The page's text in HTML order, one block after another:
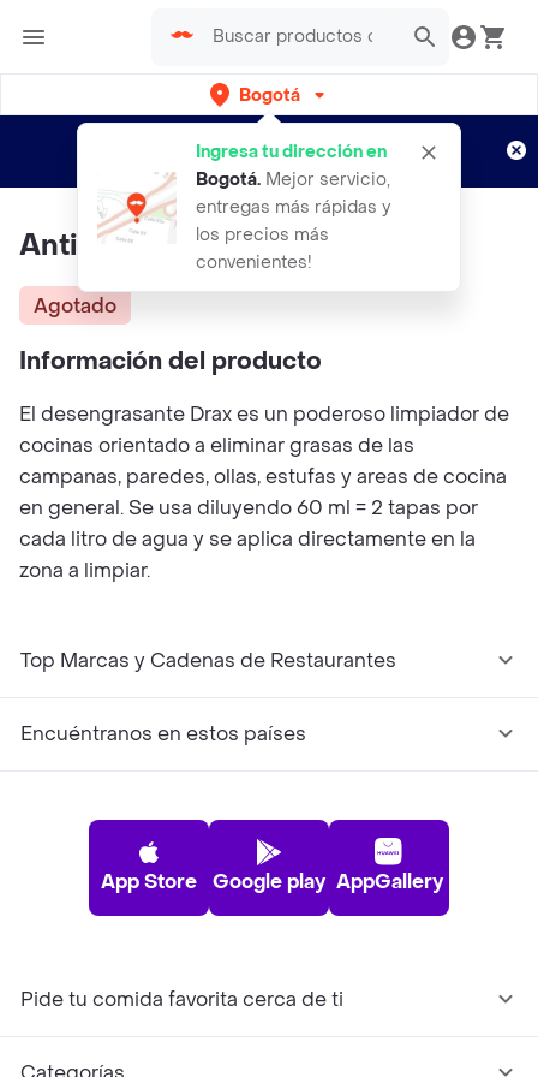
Bogotá
Ingresa tu dirección en
Bogotá. Mejor servicio,
entregas más rápidas y
los precios más
convenientes!
envíos gratis por semanas
Aplican TyC
Antigrasas Drax
Agotado
Información del producto
El desengrasante Drax es un poderoso limpiador de
cocinas orientado a eliminar grasas de las
campanas, paredes, ollas, estufas y areas de cocina
en general. Se usa diluyendo 60 ml = 2 tapas por
cada litro de agua y se aplica directamente en la
zona a limpiar.
Top Marcas y Cadenas de Restaurantes
Encuéntranos en estos países
App Store Google play AppGallery
Pide tu comida favorita cerca de ti